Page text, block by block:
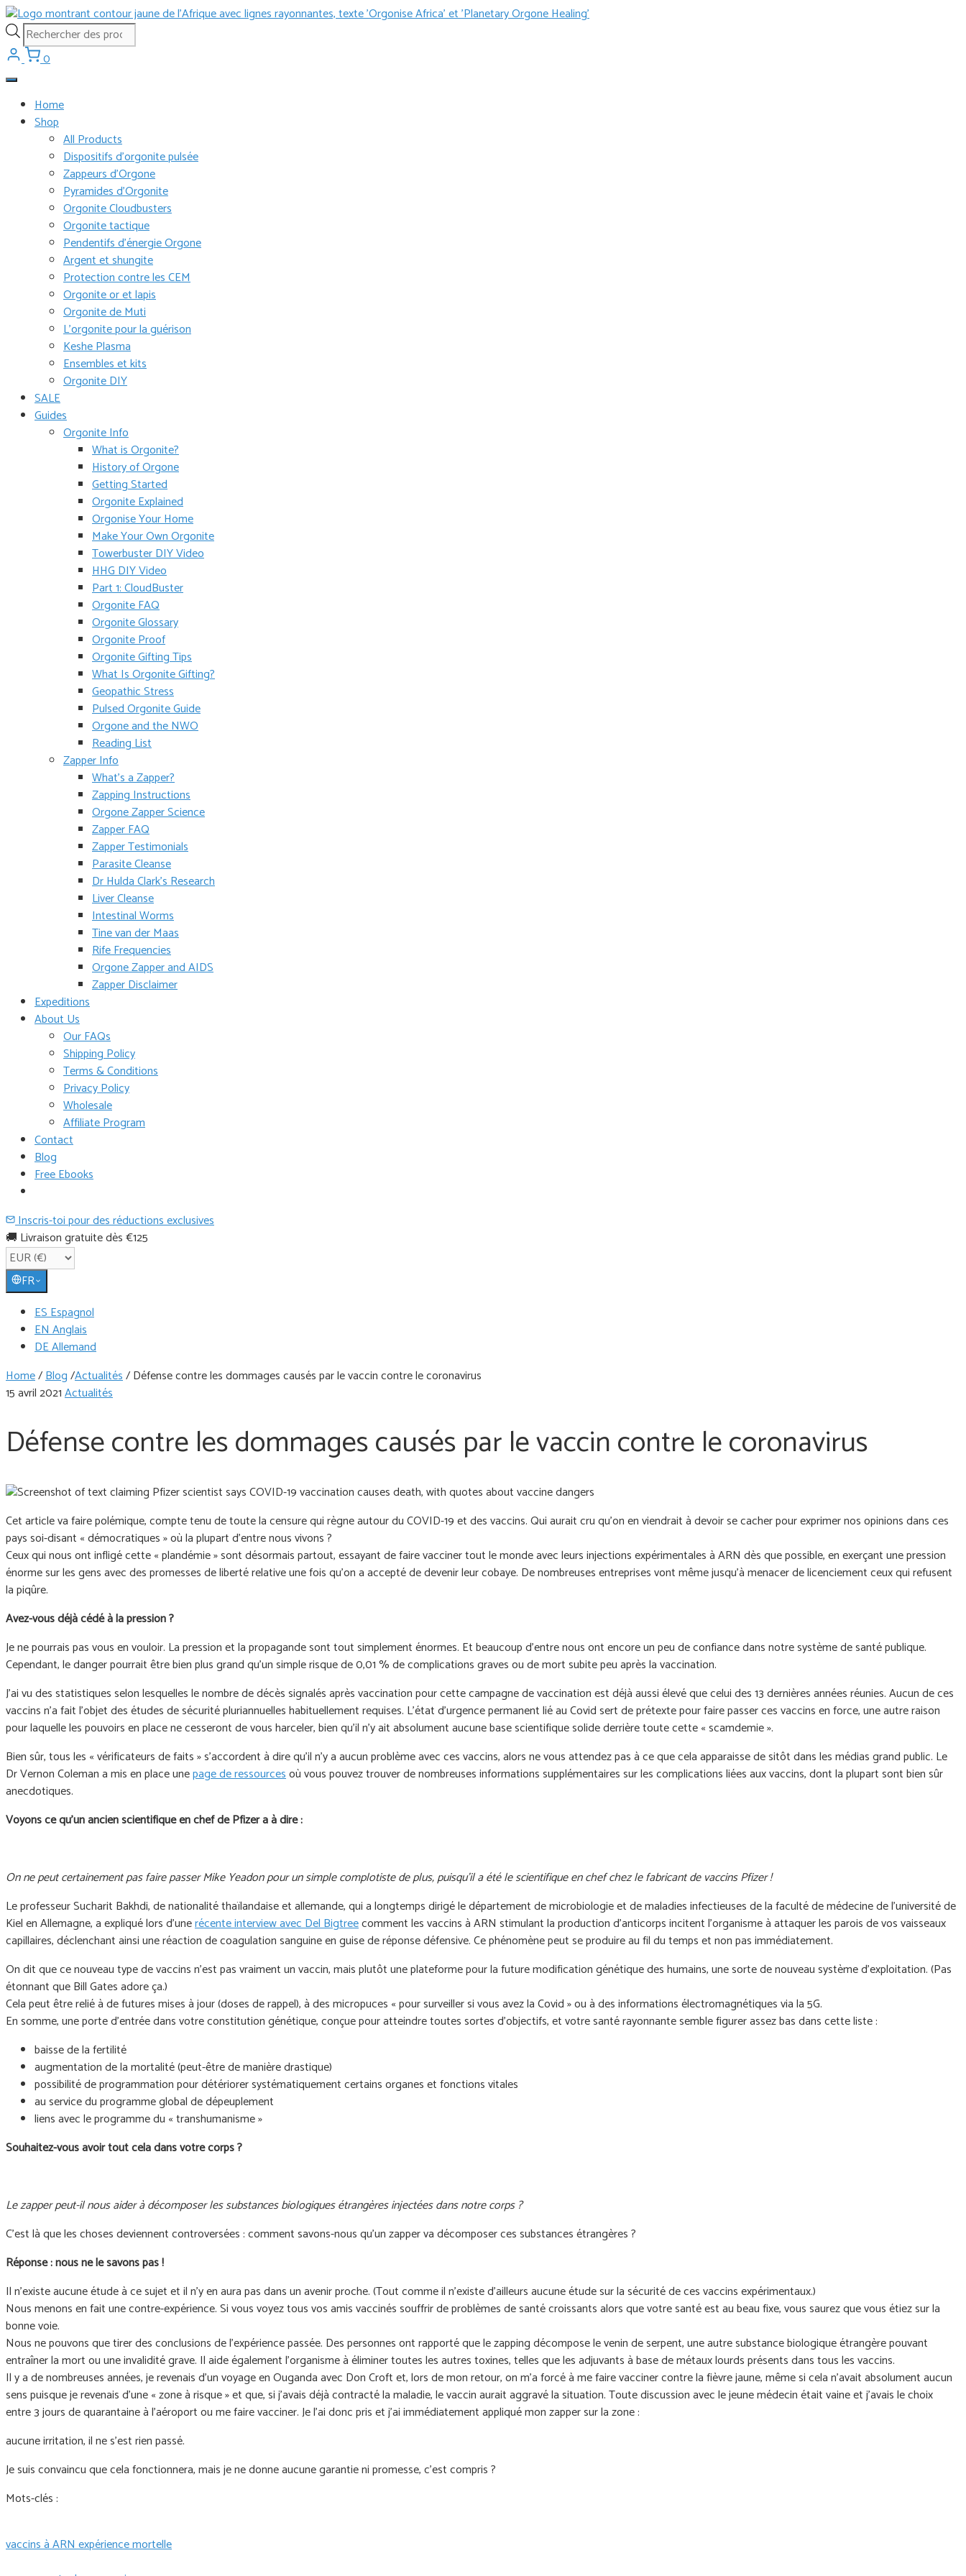
Aller
au
contenu
Recherche
de
produits
0
Home
Shop
All Products
Dispositifs d’orgonite pulsée
Zappeurs d’Orgone
Pyramides d’Orgonite
Orgonite Cloudbusters
Orgonite tactique
Pendentifs d’énergie Orgone
Argent et shungite
Protection contre les CEM
Orgonite or et lapis
Orgonite de Muti
L’orgonite pour la guérison
Keshe Plasma
Ensembles et kits
Orgonite DIY
SALE
Guides
Orgonite Info
What is Orgonite?
History of Orgone
Getting Started
Orgonite Explained
Orgonise Your Home
Make Your Own Orgonite
Towerbuster DIY Video
HHG DIY Video
Part 1: CloudBuster
Orgonite FAQ
Orgonite Glossary
Orgonite Proof
Orgonite Gifting Tips
What Is Orgonite Gifting?
Geopathic Stress
Pulsed Orgonite Guide
Orgone and the NWO
Reading List
Zapper Info
What’s a Zapper?
Zapping Instructions
Orgone Zapper Science
Zapper FAQ
Zapper Testimonials
Parasite Cleanse
Dr Hulda Clark’s Research
Liver Cleanse
Intestinal Worms
Tine van der Maas
Rife Frequencies
Orgone Zapper and AIDS
Zapper Disclaimer
Expeditions
About Us
Our FAQs
Shipping Policy
Terms & Conditions
Privacy Policy
Wholesale
Affiliate Program
Contact
Blog
Free Ebooks
Inscris-toi pour des réductions exclusives
🚚 Livraison gratuite dès €125
FR
ES Espagnol
EN Anglais
DE Allemand
Home/Blog/Actualités/Défense contre les dommages causés par le vaccin contre le coronavirus
15 avril 2021Actualités
Défense contre les dommages causés par le vaccin contre le coronavirus
Cet article va faire polémique, compte tenu de toute la censure qui règne autour du COVID-19 et des vaccins. Qui aurait cru qu'on en viendrait à devoir se cacher pour exprimer nos opinions dans ces
pays soi-disant « démocratiques » où la plupart d'entre nous vivons ?
Ceux qui nous ont infligé cette « plandémie » sont désormais partout, essayant de faire vacciner tout le monde avec leurs injections expérimentales à ARN dès que possible, en exerçant une pression
énorme sur les gens avec des promesses de liberté relative une fois qu'on a accepté de devenir leur cobaye. De nombreuses entreprises vont même jusqu’à menacer de licenciement ceux qui refusent
la piqûre.
Avez-vous déjà cédé à la pression ?
Je ne pourrais pas vous en vouloir. La pression et la propagande sont tout simplement énormes. Et beaucoup d’entre nous ont encore un peu de confiance dans notre système de santé publique.
Cependant, le danger pourrait être bien plus grand qu’un simple risque de 0,01 % de complications graves ou de mort subite peu après la vaccination.
J'ai vu des statistiques selon lesquelles le nombre de décès signalés après vaccination pour cette campagne de vaccination est déjà aussi élevé que celui des 13 dernières années réunies. Aucun de ces
vaccins n'a fait l'objet des études de sécurité pluriannuelles habituellement requises. L'état d'urgence permanent lié au Covid sert de prétexte pour faire passer ces vaccins en force, une autre raison
pour laquelle les pouvoirs en place ne cesseront de vous harceler, bien qu'il n'y ait absolument aucune base scientifique solide derrière toute cette « scamdemie ».
Bien sûr, tous les « vérificateurs de faits » s’accordent à dire qu’il n’y a aucun problème avec ces vaccins, alors ne vous attendez pas à ce que cela apparaisse de sitôt dans les médias grand public. Le
Dr Vernon Coleman a mis en place unepage de ressourcesoù vous pouvez trouver de nombreuses informations supplémentaires sur les complications liées aux vaccins, dont la plupart sont bien sûr
anecdotiques.
Voyons ce qu’un ancien scientifique en chef de Pfizer a à dire :
On ne peut certainement pas faire passer Mike Yeadon pour un simple complotiste de plus, puisqu’il a été le scientifique en chef chez le fabricant de vaccins Pfizer !
Le professeur Sucharit Bakhdi, de nationalité thaïlandaise et allemande, qui a longtemps dirigé le département de microbiologie et de maladies infectieuses de la faculté de médecine de l'université de
Kiel en Allemagne, a expliqué lors d'unerécente interview avec Del Bigtreecomment les vaccins à ARN stimulant la production d'anticorps incitent l'organisme à attaquer les parois de vos vaisseaux
capillaires, déclenchant ainsi une réaction de coagulation sanguine en guise de réponse défensive. Ce phénomène peut se produire au fil du temps et non pas immédiatement.
On dit que ce nouveau type de vaccins n'est pas vraiment un vaccin, mais plutôt une plateforme pour la future modification génétique des humains, une sorte de nouveau système d'exploitation. (Pas
étonnant que Bill Gates adore ça.)
Cela peut être relié à de futures mises à jour (doses de rappel), à des micropuces « pour surveiller si vous avez la Covid » ou à des informations électromagnétiques via la 5G.
En somme, une porte d’entrée dans votre constitution génétique, conçue pour atteindre toutes sortes d’objectifs, et votre santé rayonnante semble figurer assez bas dans cette liste :
baisse de la fertilité
augmentation de la mortalité (peut-être de manière drastique)
possibilité de programmation pour détériorer systématiquement certains organes et fonctions vitales
au service du programme global de dépeuplement
liens avec le programme du « transhumanisme »
Souhaitez-vous avoir tout cela dans votre corps ?
Le zapper peut-il nous aider à décomposer les substances biologiques étrangères injectées dans notre corps ?
C'est là que les choses deviennent controversées : comment savons-nous qu'un zapper va décomposer ces substances étrangères ?
Réponse : nous ne lesavons pas !
Il n'existe aucune étude à ce sujet et il n'y en aura pas dans un avenir proche. (Tout comme il n'existe d'ailleurs aucune étude sur la sécurité de ces vaccins expérimentaux.)
Nous menons en fait une contre-expérience. Si vous voyez tous vos amis vaccinés souffrir de problèmes de santé croissants alors que votre santé est au beau fixe, vous saurez que vous étiez sur la
bonne voie.
Nous ne pouvons que tirer des conclusions de l’expérience passée. Des personnes ont rapporté que le zapping décompose le venin de serpent, une autre substance biologique étrangère pouvant
entraîner la mort ou une invalidité grave. Il aide également l’organisme à éliminer toutes les autres toxines, telles que les adjuvants à base de métaux lourds présents dans tous les vaccins.
Il y a de nombreuses années, je revenais d’un voyage en Ouganda avec Don Croft et, lors de mon retour, on m’a forcé à me faire vacciner contre la fièvre jaune, même si cela n’avait absolument aucun
sens puisque je revenais d’une « zone à risque » et que, si j’avais déjà contracté la maladie, le vaccin aurait aggravé la situation. Toute discussion avec le jeune médecin était vaine et j’avais le choix
entre 3 jours de quarantaine à l’aéroport ou me faire vacciner. Je l’ai donc pris et j’ai immédiatement appliqué mon zapper sur la zone :
aucune irritation, il ne s’est rien passé.
Je suis convaincu que cela fonctionnera, mais je ne donne aucune garantie ni promesse, c’est compris ?
Mots-clés :
vaccins à ARN expérience mortelle